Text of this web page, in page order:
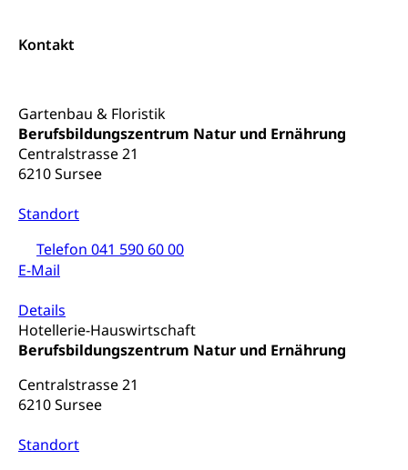
Kontakt
Gartenbau & Floristik
Berufsbildungszentrum Natur und Ernährung
Centralstrasse 21
6210 Sursee
Standort
Telefon 041 590 60 00
E-Mail
Details
Hotellerie-Hauswirtschaft
Berufsbildungszentrum Natur und Ernährung
Centralstrasse 21
6210 Sursee
Standort